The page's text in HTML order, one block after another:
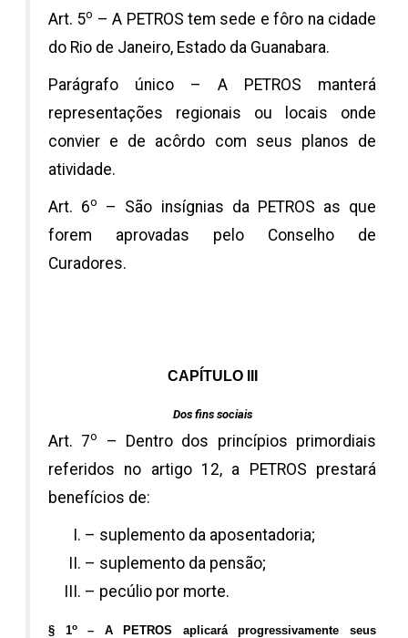
Art. 5o – A PETROS tem sede e fôro na cidade
do Rio de Janeiro, Estado da Guanabara.
Parágrafo único – A PETROS manterá
representações regionais ou locais onde
convier e de acôrdo com seus planos de
atividade.
Art. 6o
– São insígnias da PETROS as que
forem aprovadas pelo Conselho de
Curadores.
CAPÍTULO III
Dos fins sociais
Art. 7o
– Dentro dos princípios primordiais
referidos no artigo 12, a PETROS prestará
benefícios de:
– suplemento da aposentadoria;
– suplemento da pensão;
– pecúlio por morte.
§ 1o– A PETROS aplicará progressivamente seus